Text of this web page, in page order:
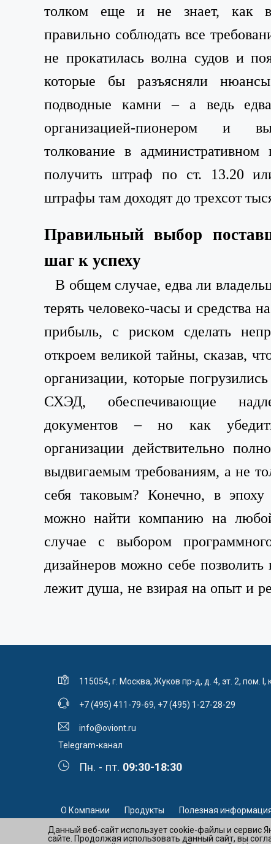
толком еще и не знает, как в
правильно соблюдать все
не прокатилась волна судов и
которые бы разъясняли
подводные камни – а ведь
организацией-пионером и
толкование в
получить штраф по ст. 13.20
штрафы там доходят до трехсот
Правильный выбор
шаг к успеху
В общем случае, едва ли
терять человеко-часы и средства
прибыль, с риском сделать
откроем великой тайны, сказав,
организации, которые
СХЭД, обеспечивающие
документов – но как
организации действительно
выдвигаемым требованиям, а не
себя таковым? Конечно, в эпоху
можно найти компанию на
случае с выбором
дизайнеров можно себе
лежит душа, не взирая на опыт и
115054, г. Москва, Жуков пр-д, д. 4, эт. 2, пом. I,
+7 (495) 411-79-69, +7 (495) 1-27-28-29
info@oviont.ru
Telegram-канал
Пн. - пт. 09:30-18:30
О Компании Продукты Полезная
Данный веб-сайт использует cookie-файлы и сервис
сайте. Продолжая использовать данный сайт, вы